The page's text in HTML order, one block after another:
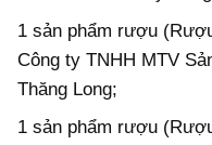
1 sản phẩm rượu
Công ty TNHH MTV
Thăng Long;
1 sản phẩm rượu